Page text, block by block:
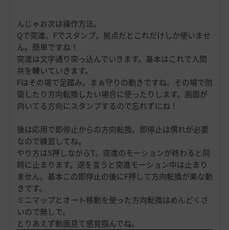
んじゃお次は操作方法。
Qで突進、Fでスタンプ。拠点だとこれだけしか使いませ
ん。簡単ですね！
突進は文字通り突っ込んでいきます。基本はこれで人間
共を轢いていきます。
Fはその場で足踏み。まぁ守りの動きですね。その場で防
衛したり方向転換したい場合に使ったりします。画面が
向いてる方向にスタンプするので忘れずにね！
後は応用で即停止からの方向転換。即停止は慣れが必要
なので練習してね。
やり方はS押しながらT。突進のモーションが終わると同
時に止まります。逆を言うと突進モーション中は止まり
ません。基本この即停止の後にF押して方向転換が楽な動
きです。
ミニマップとオート移動を使った方向転換はめんどくさ
いので無しで。
とりあえず動画見て感覚掴んでね。